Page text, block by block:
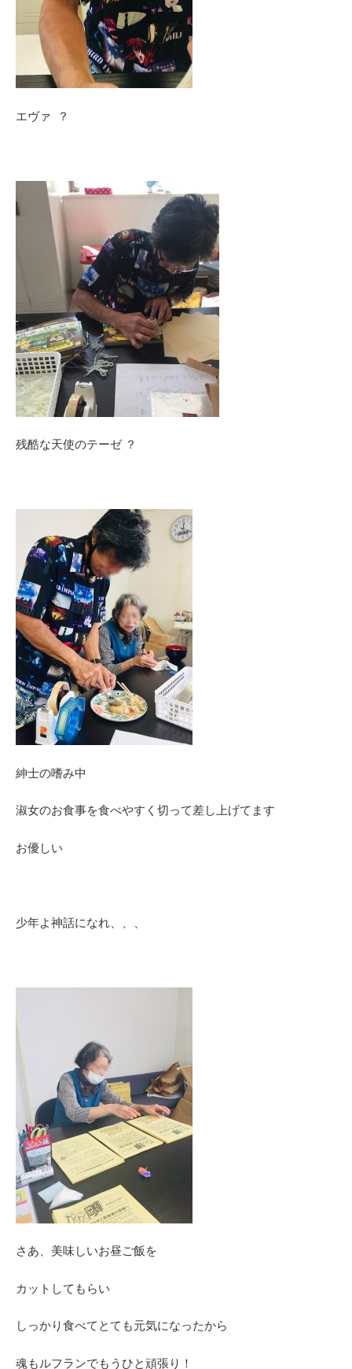
エヴァ ？
残酷な天使のテーゼ ？
紳士の嗜み中
淑女のお食事を食べやすく切って差し上げてます
お優しい
少年よ神話になれ、、、
さあ、美味しいお昼ご飯を
カットしてもらい
しっかり食べてとても元気になったから
魂もルフランでもうひと頑張り！